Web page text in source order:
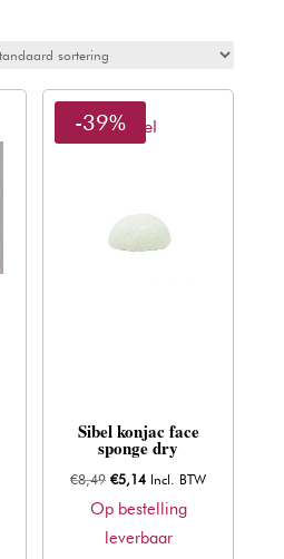
Sibel
-39%
Sibel konjac face
sponge dry
€8,49 Oorspronkelijke
prijs
was:
€5,14Huidige
prijs
is:
Incl. BTW
Op bestelling
leverbaar